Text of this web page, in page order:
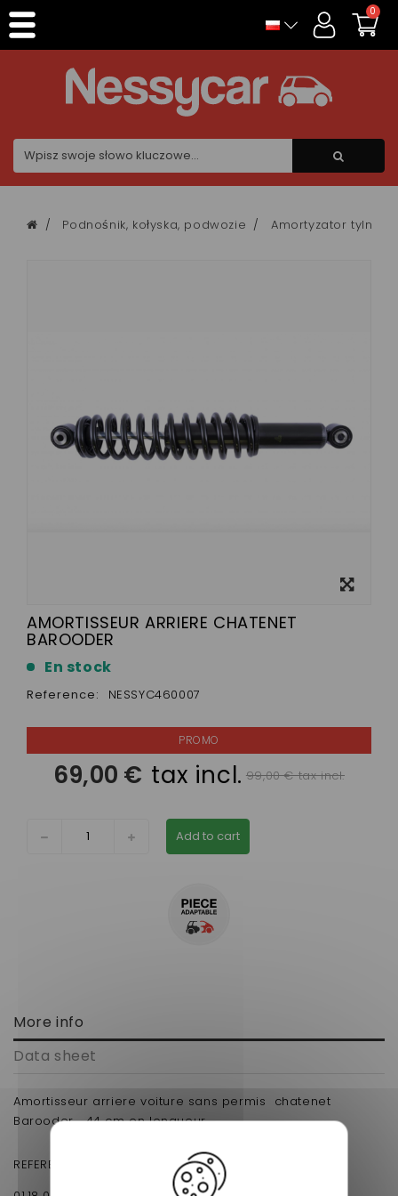
0
Podnośnik, kołyska, podwozie Amortyzator tylny
AMORTISSEUR ARRIERE CHATENET
BAROODER
En stock
Reference: NESSYC460007
69,00 € tax incl. 99,00 € tax incl.
Add to cart
More info
Data sheet
Amortisseur arriere voiture sans permis chatenet
Barooder 44 cm en longueur
REFERENCE d'origine:
Panel zarządzania plikami cookies